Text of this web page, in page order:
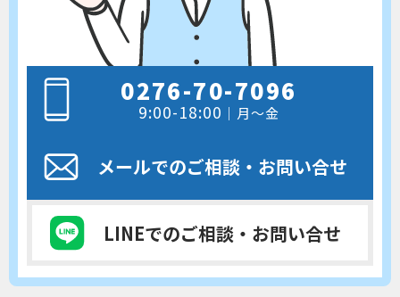
0276-70-7096
9:00-18:00 ｜月～金
メールでのご相談 ・お問い合せ
LINEでのご相談 ・お問い合せ